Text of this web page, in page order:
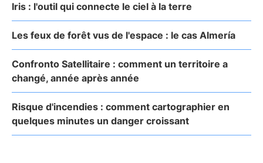
Iris : l'outil qui connecte le ciel à la terre
Les feux de forêt vus de l'espace : le cas Almería
Confronto Satellitaire : comment un territoire a
changé, année après année
Risque d'incendies : comment cartographier en
quelques minutes un danger croissant